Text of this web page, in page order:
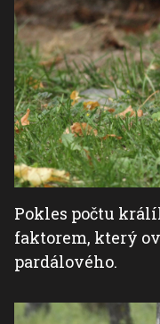
Pokles počtu
faktorem, který
pardálového.